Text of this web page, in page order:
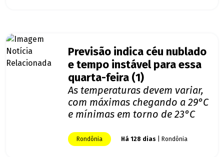
Previsão indica céu nublado
e tempo instável para essa
quarta-feira (1)
As temperaturas devem variar,
com máximas chegando a 29°C
e mínimas em torno de 23°C
Rondônia Há 128 dias | Rondônia